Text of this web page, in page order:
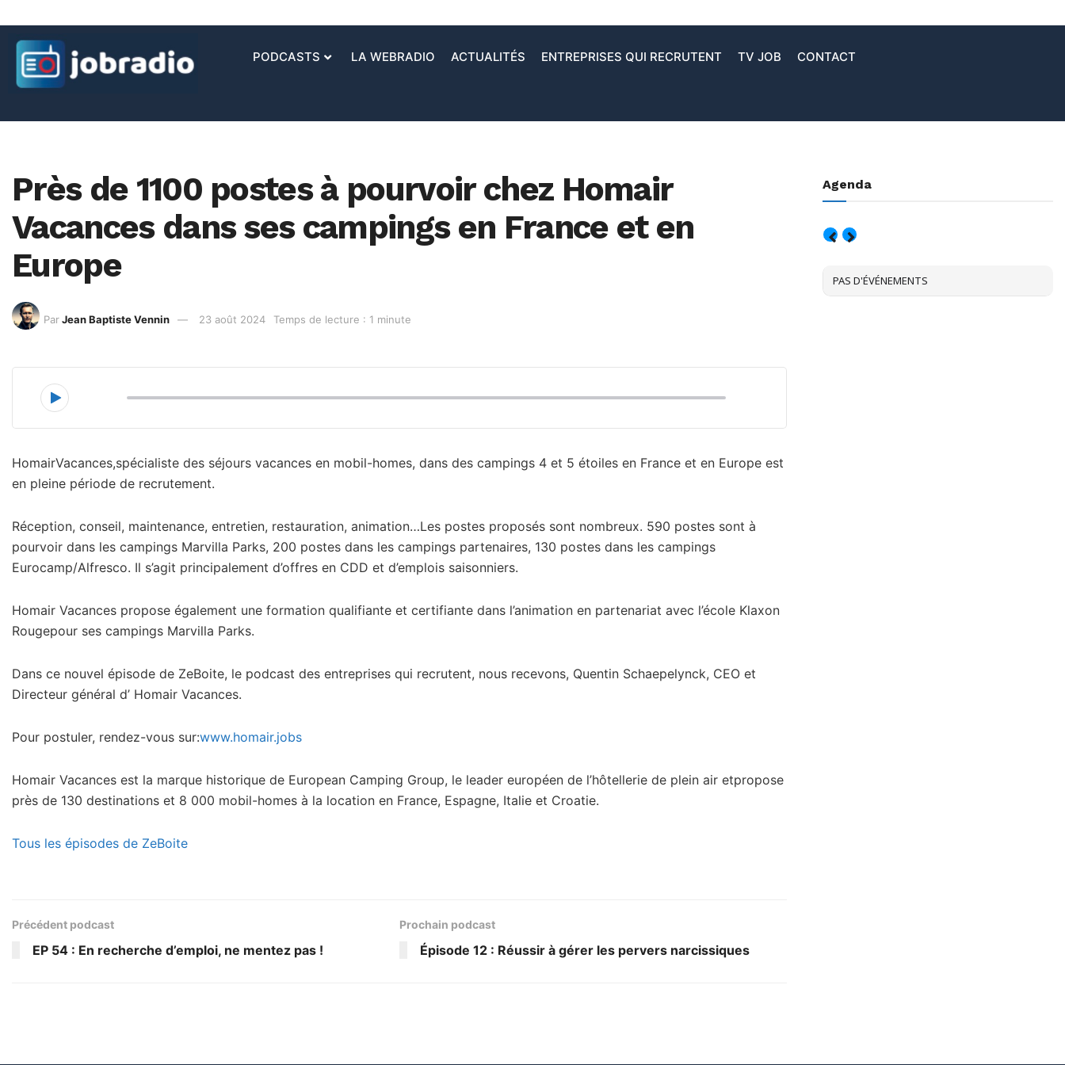
PODCASTS LA WEBRADIO ACTUALITÉS ENTREPRISES QUI RECRUTENT TV JOB CONTACT
Près de 1100 postes à pourvoir chez Homair
Vacances dans ses campings en France et en
Europe
Par Jean Baptiste Vennin 23 août 2024 Temps de lecture : 1 minute
HomairVacances,spécialiste des séjours vacances en mobil-homes, dans des campings 4 et 5 étoiles en France et en Europe est
en pleine période de recrutement.
Réception, conseil, maintenance, entretien, restauration, animation…Les postes proposés sont nombreux. 590 postes sont à
pourvoir dans les campings Marvilla Parks, 200 postes dans les campings partenaires, 130 postes dans les campings
Eurocamp/Alfresco. Il s’agit principalement d’offres en CDD et d’emplois saisonniers.
Homair Vacances propose également une formation qualifiante et certifiante dans l’animation en partenariat avec l’école Klaxon
Rougepour ses campings Marvilla Parks.
Dans ce nouvel épisode de ZeBoite, le podcast des entreprises qui recrutent, nous recevons, Quentin Schaepelynck, CEO et
Directeur général d’ Homair Vacances.
Pour postuler, rendez-vous sur:www.homair.jobs
Homair Vacances est la marque historique de European Camping Group, le leader européen de l’hôtellerie de plein air etpropose
près de 130 destinations et 8 000 mobil-homes à la location en France, Espagne, Italie et Croatie.
Tous les épisodes de ZeBoite
Précédent podcast
EP 54 : En recherche d’emploi, ne mentez pas !
Prochain podcast
Épisode 12 : Réussir à gérer les pervers narcissiques
Agenda
PAS D'ÉVÉNEMENTS